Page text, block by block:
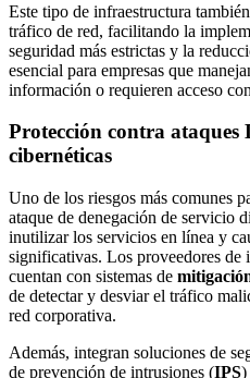
Este tipo de infraestructura
tráfico de red, facilitando la
seguridad más estrictas y la
esencial para empresas que
información o requieren acceso
Protección contra ataques
cibernéticas
Uno de los riesgos más comunes
ataque de denegación de servicio
inutilizar los servicios en línea y
significativas. Los proveedores de
cuentan con sistemas de
de detectar y desviar el tráfico
red corporativa.
Además, integran soluciones de
de prevención de intrusiones (IPS)